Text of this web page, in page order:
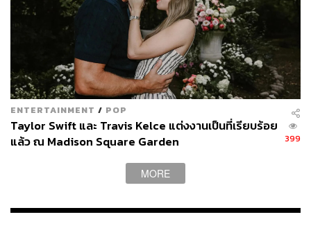
ENTERTAINMENT / POP
Taylor Swift และ Travis Kelce แต่งงานเป็นที่เรียบร้อย
แล้ว ณ Madison Square Garden
399
MORE